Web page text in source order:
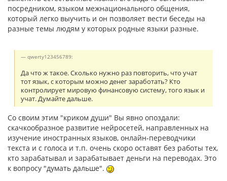
посредником, языком межнационального общения,
который легко выучить и он позволяет вести беседы на
разные темы людям у которых родные языки разные.
qwerty123456789:
Да что ж такое. Сколько нужно раз повторить, что учат
тот язык, с которым можно денег заработать? Кто
контролирует мировую финансовую систему, того язык и
учат. Думайте дальше.
Со своим этим "криком души" Вы явно опоздали:
скачкообразное развитие нейросетей, направленных на
изучение иностранных языков, онлайн-переводчики
текста и с голоса и т.п. очень скоро оставят без работы тех,
кто зарабатывал и зарабатывает деньги на переводах. Это
к вопросу "думать дальше".